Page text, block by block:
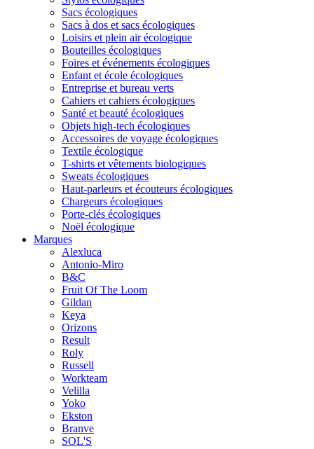
Sacs écologiques
Sacs à dos et sacs écologiques
Loisirs et plein air écologique
Bouteilles écologiques
Foires et événements écologiques
Enfant et école écologiques
Entreprise et bureau verts
Cahiers et cahiers écologiques
Santé et beauté écologiques
Objets high-tech écologiques
Accessoires de voyage écologiques
Textile écologique
T-shirts et vêtements biologiques
Sweats écologiques
Haut-parleurs et écouteurs écologiques
Chargeurs écologiques
Porte-clés écologiques
Noël écologique
Marques
Alexluca
Antonio-Miro
B&C
Fruit Of The Loom
Gildan
Keya
Orizons
Result
Roly
Russell
Workteam
Velilla
Yoko
Ekston
Branve
SOL'S